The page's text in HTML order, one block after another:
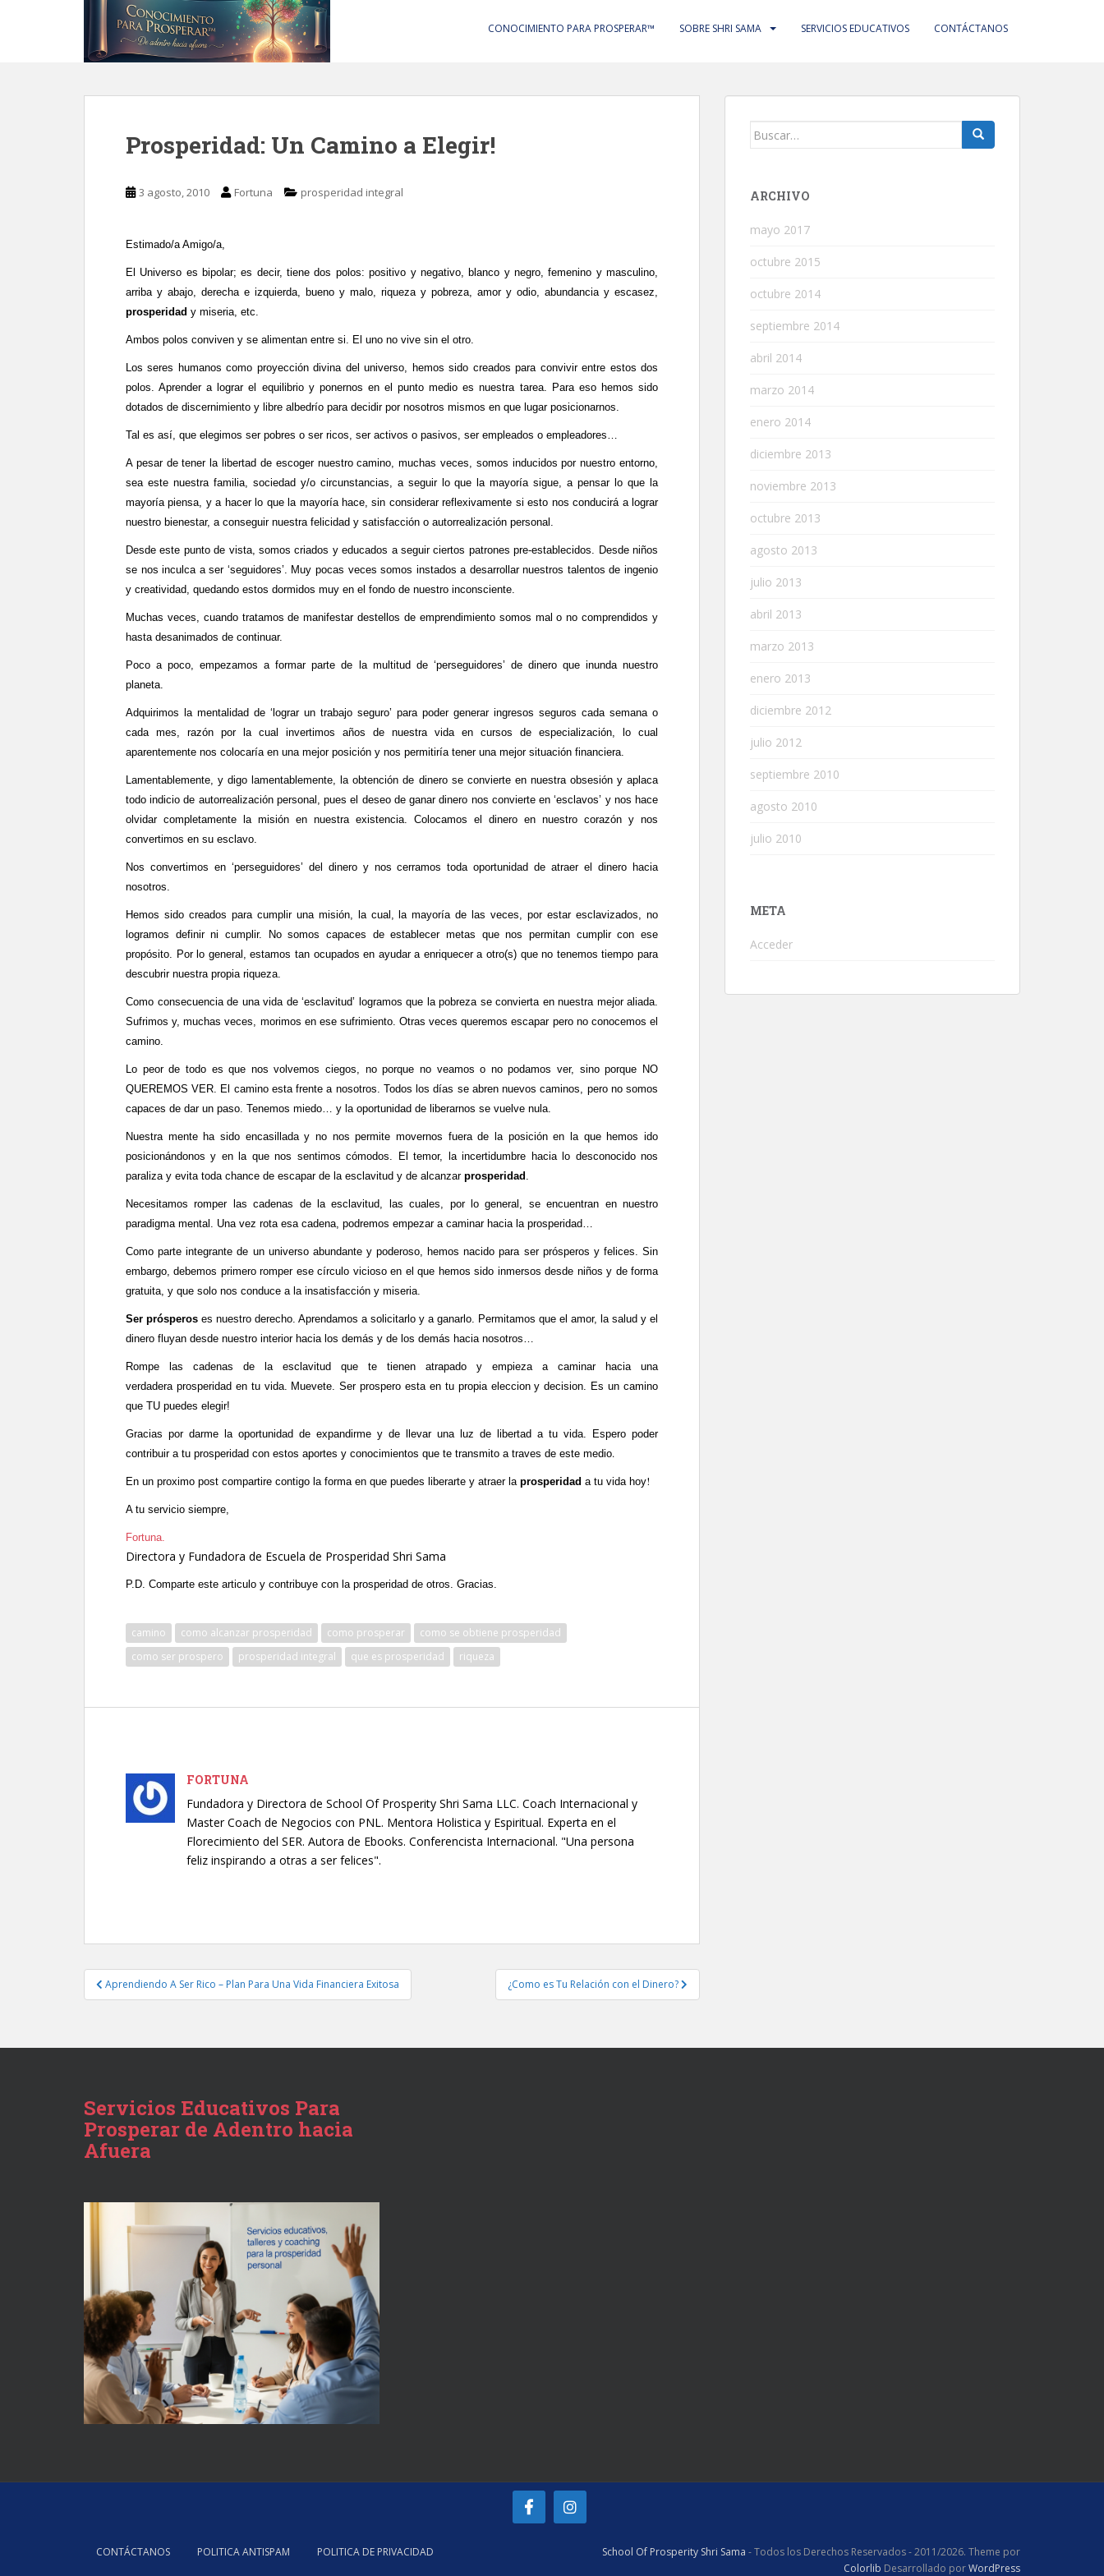
CONOCIMIENTO PARA PROSPERAR™ SOBRE SHRI SAMA SERVICIOS EDUCATIVOS CONTÁCTANOS
Prosperidad: Un Camino a Elegir!
3 agosto, 2010 Fortuna prosperidad integral
Estimado/a Amigo/a,
El Universo es bipolar; es decir, tiene dos polos: positivo y negativo, blanco y negro, femenino y masculino,
arriba y abajo, derecha e izquierda, bueno y malo, riqueza y pobreza, amor y odio, abundancia y escasez,
prosperidad y miseria, etc.
Ambos polos conviven y se alimentan entre si. El uno no vive sin el otro.
Los seres humanos como proyección divina del universo, hemos sido creados para convivir entre estos dos
polos. Aprender a lograr el equilibrio y ponernos en el punto medio es nuestra tarea. Para eso hemos sido
dotados de discernimiento y libre albedrío para decidir por nosotros mismos en que lugar posicionarnos.
Tal es así, que elegimos ser pobres o ser ricos, ser activos o pasivos, ser empleados o empleadores…
A pesar de tener la libertad de escoger nuestro camino, muchas veces, somos inducidos por nuestro entorno,
sea este nuestra familia, sociedad y/o circunstancias, a seguir lo que la mayoría sigue, a pensar lo que la
mayoría piensa, y a hacer lo que la mayoría hace, sin considerar reflexivamente si esto nos conducirá a lograr
nuestro bienestar, a conseguir nuestra felicidad y satisfacción o autorrealización personal.
Desde este punto de vista, somos criados y educados a seguir ciertos patrones pre-establecidos. Desde niños
se nos inculca a ser ‘seguidores’. Muy pocas veces somos instados a desarrollar nuestros talentos de ingenio
y creatividad, quedando estos dormidos muy en el fondo de nuestro inconsciente.
Muchas veces, cuando tratamos de manifestar destellos de emprendimiento somos mal o no comprendidos y
hasta desanimados de continuar.
Poco a poco, empezamos a formar parte de la multitud de ‘perseguidores’ de dinero que inunda nuestro
planeta.
Adquirimos la mentalidad de ‘lograr un trabajo seguro’ para poder generar ingresos seguros cada semana o
cada mes, razón por la cual invertimos años de nuestra vida en cursos de especialización, lo cual
aparentemente nos colocaría en una mejor posición y nos permitiría tener una mejor situación financiera.
Lamentablemente, y digo lamentablemente, la obtención de dinero se convierte en nuestra obsesión y aplaca
todo indicio de autorrealización personal, pues el deseo de ganar dinero nos convierte en ‘esclavos’ y nos hace
olvidar completamente la misión en nuestra existencia. Colocamos el dinero en nuestro corazón y nos
convertimos en su esclavo.
Nos convertimos en ‘perseguidores’ del dinero y nos cerramos toda oportunidad de atraer el dinero hacia
nosotros.
Hemos sido creados para cumplir una misión, la cual, la mayoría de las veces, por estar esclavizados, no
logramos definir ni cumplir. No somos capaces de establecer metas que nos permitan cumplir con ese
propósito. Por lo general, estamos tan ocupados en ayudar a enriquecer a otro(s) que no tenemos tiempo para
descubrir nuestra propia riqueza.
Como consecuencia de una vida de ‘esclavitud’ logramos que la pobreza se convierta en nuestra mejor aliada.
Sufrimos y, muchas veces, morimos en ese sufrimiento. Otras veces queremos escapar pero no conocemos el
camino.
Lo peor de todo es que nos volvemos ciegos, no porque no veamos o no podamos ver, sino porque NO
QUEREMOS VER. El camino esta frente a nosotros. Todos los días se abren nuevos caminos, pero no somos
capaces de dar un paso. Tenemos miedo… y la oportunidad de liberarnos se vuelve nula.
Nuestra mente ha sido encasillada y no nos permite movernos fuera de la posición en la que hemos ido
posicionándonos y en la que nos sentimos cómodos. El temor, la incertidumbre hacia lo desconocido nos
paraliza y evita toda chance de escapar de la esclavitud y de alcanzar prosperidad .
Necesitamos romper las cadenas de la esclavitud, las cuales, por lo general, se encuentran en nuestro
paradigma mental. Una vez rota esa cadena, podremos empezar a caminar hacia la prosperidad…
Como parte integrante de un universo abundante y poderoso, hemos nacido para ser prósperos y felices. Sin
embargo, debemos primero romper ese círculo vicioso en el que hemos sido inmersos desde niños y de forma
gratuita, y que solo nos conduce a la insatisfacción y miseria.
Ser prósperos es nuestro derecho. Aprendamos a solicitarlo y a ganarlo. Permitamos que el amor, la salud y el
dinero fluyan desde nuestro interior hacia los demás y de los demás hacia nosotros…
Rompe las cadenas de la esclavitud que te tienen atrapado y empieza a caminar hacia una
verdadera prosperidad en tu vida. Muevete. Ser prospero esta en tu propia eleccion y decision. Es un camino
que TU puedes elegir!
Gracias por darme la oportunidad de expandirme y de llevar una luz de libertad a tu vida. Espero poder
contribuir a tu prosperidad con estos aportes y conocimientos que te transmito a traves de este medio.
En un proximo post compartire contigo la forma en que puedes liberarte y atraer la prosperidad a tu vida hoy!
A tu servicio siempre,
Fortuna.
Directora y Fundadora de Escuela de Prosperidad Shri Sama
P.D. Comparte este articulo y contribuye con la prosperidad de otros. Gracias.
camino como alcanzar prosperidad como prosperar
como se obtiene prosperidad
como ser prospero
prosperidad integral que es prosperidad riqueza
FORTUNA
Fundadora y Directora de School Of Prosperity Shri Sama LLC. Coach Internacional y
Master Coach de Negocios con PNL. Mentora Holistica y Espiritual. Experta en el
Florecimiento del SER. Autora de Ebooks. Conferencista Internacional. "Una persona
feliz inspirando a otras a ser felices".
Navegación
de
Aprendiendo A Ser Rico – Plan Para Una Vida Financiera Exitosa ¿Como es Tu Relación con el Dinero?‎
Buscar:
ARCHIVO
mayo 2017
octubre 2015
octubre 2014
septiembre 2014
abril 2014
marzo 2014
enero 2014
diciembre 2013
noviembre 2013
octubre 2013
agosto 2013
julio 2013
abril 2013
marzo 2013
enero 2013
diciembre 2012
julio 2012
septiembre 2010
agosto 2010
julio 2010
META
Acceder
Servicios Educativos Para
Prosperar de Adentro hacia
Afuera
CONTÁCTANOS POLITICA ANTISPAM POLITICA DE PRIVACIDAD School Of Prosperity Shri Sama - Todos los Derechos Reservados - 2011/2026. Theme por
Colorlib Desarrollado porWordPress